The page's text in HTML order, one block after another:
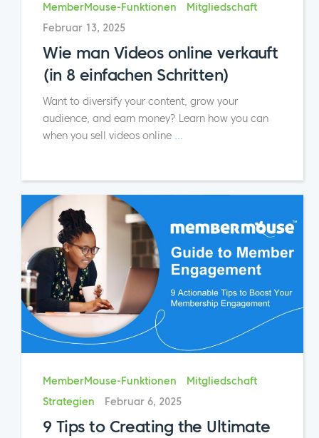
MemberMouse-Funktionen
Mitgliedschaft
Februar 13, 2025
Wie man Videos online verkauft
(in 8 einfachen Schritten)
Want to diversify your content, grow your
audience, and earn money? Learn how you can
when you sell videos online ...
MemberMouse-Funktionen
Mitgliedschaft
Strategien
Februar 6, 2025
9 Tips to Creating the Ultimate